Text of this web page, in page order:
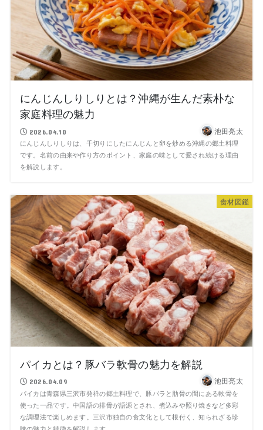
にんじんしりしりとは？沖縄が生んだ素朴な
家庭料理の魅力
2026.04.10 池田亮太
にんじんしりしりは、千切りにしたにんじんと卵を炒める沖縄の郷土料理
です。名前の由来や作り方のポイント、家庭の味として愛され続ける理由
を解説します。
食材図鑑
パイカとは？豚バラ軟骨の魅力を解説
2026.04.09 池田亮太
パイカは青森県三沢市発祥の郷土料理で、豚バラと肋骨の間にある軟骨を
使った一品です。中国語の排骨が語源とされ、煮込みや照り焼きなど多彩
な調理法で楽しめます。三沢市独自の食文化として根付く、知られざる珍